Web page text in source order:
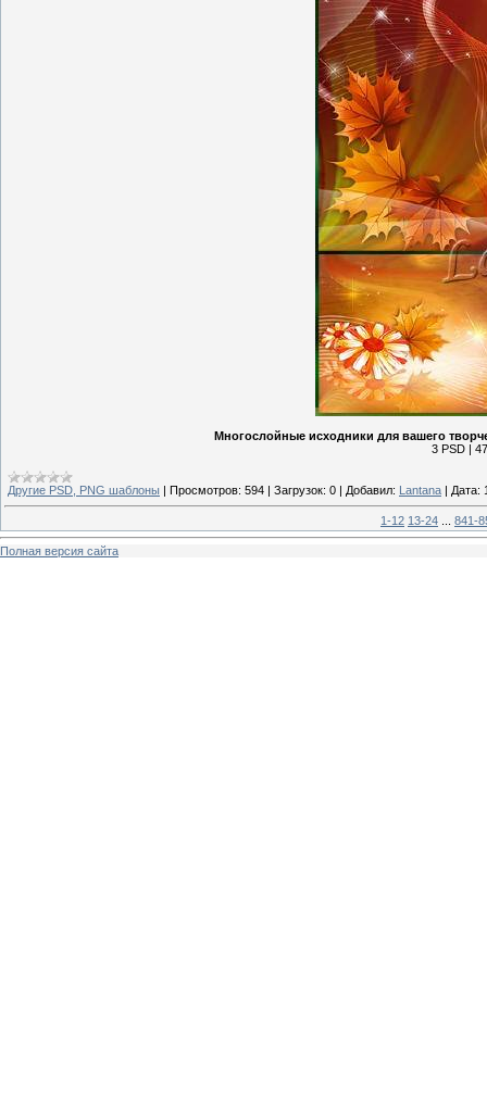
Многослойные исходники для вашего
3 PSD |
Другие PSD, PNG шаблоны | Просмотров: 594 | Загрузок: 0 | Добавил: Lantana | Дата:
1-12 13-24 841-
Полная версия сайта